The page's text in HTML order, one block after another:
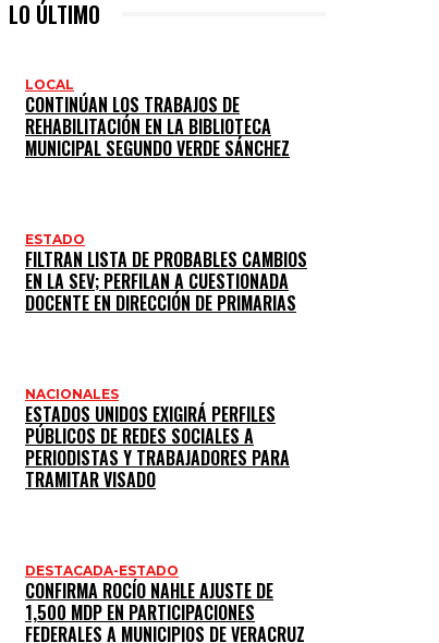
LO ÚLTIMO
LOCAL
CONTINÚAN LOS TRABAJOS DE
REHABILITACIÓN EN LA BIBLIOTECA
MUNICIPAL SEGUNDO VERDE SÁNCHEZ
ESTADO
FILTRAN LISTA DE PROBABLES CAMBIOS
EN LA SEV; PERFILAN A CUESTIONADA
DOCENTE EN DIRECCIÓN DE PRIMARIAS
NACIONALES
ESTADOS UNIDOS EXIGIRÁ PERFILES
PÚBLICOS DE REDES SOCIALES A
PERIODISTAS Y TRABAJADORES PARA
TRAMITAR VISADO
DESTACADA-ESTADO
CONFIRMA ROCÍO NAHLE AJUSTE DE
1,500 MDP EN PARTICIPACIONES
FEDERALES A MUNICIPIOS DE VERACRUZ